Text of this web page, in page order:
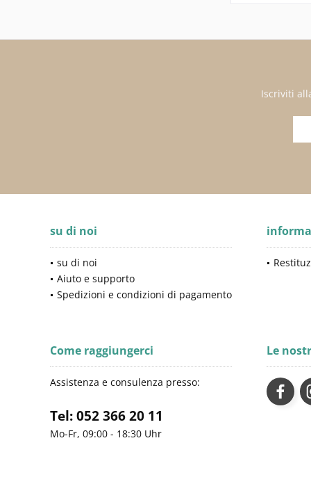
Iscriviti
su di noi
su di noi
Aiuto e supporto
Spedizioni e condizioni di pagamento
Come raggiungerci
Assistenza e consulenza presso:
Tel: 052 366 20 11
Mo-Fr, 09:00 - 18:30 Uhr
Le